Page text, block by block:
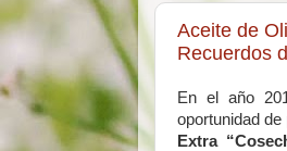
Aceite de
Recuerdos
En el año
oportunidad de
Extra